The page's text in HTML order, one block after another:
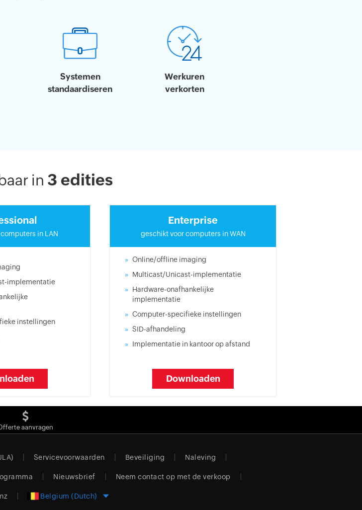
Systemen
standaardiseren
Werkuren
verkorten
in 3 edities
in LAN
implementatie
instellingen
Enterprise
geschikt voor computers in WAN
Online/offline imaging
Multicast/Unicast-implementatie
Hardware-onafhankelijke
implementatie
Computer-specifieke instellingen
SID-afhandeling
Implementatie in kantoor op afstand
Downloaden
aanvragen
Servicevoorwaarden Beveiliging Naleving
Nieuwsbrief Neem contact op met de verkoop
Belgium (Dutch)